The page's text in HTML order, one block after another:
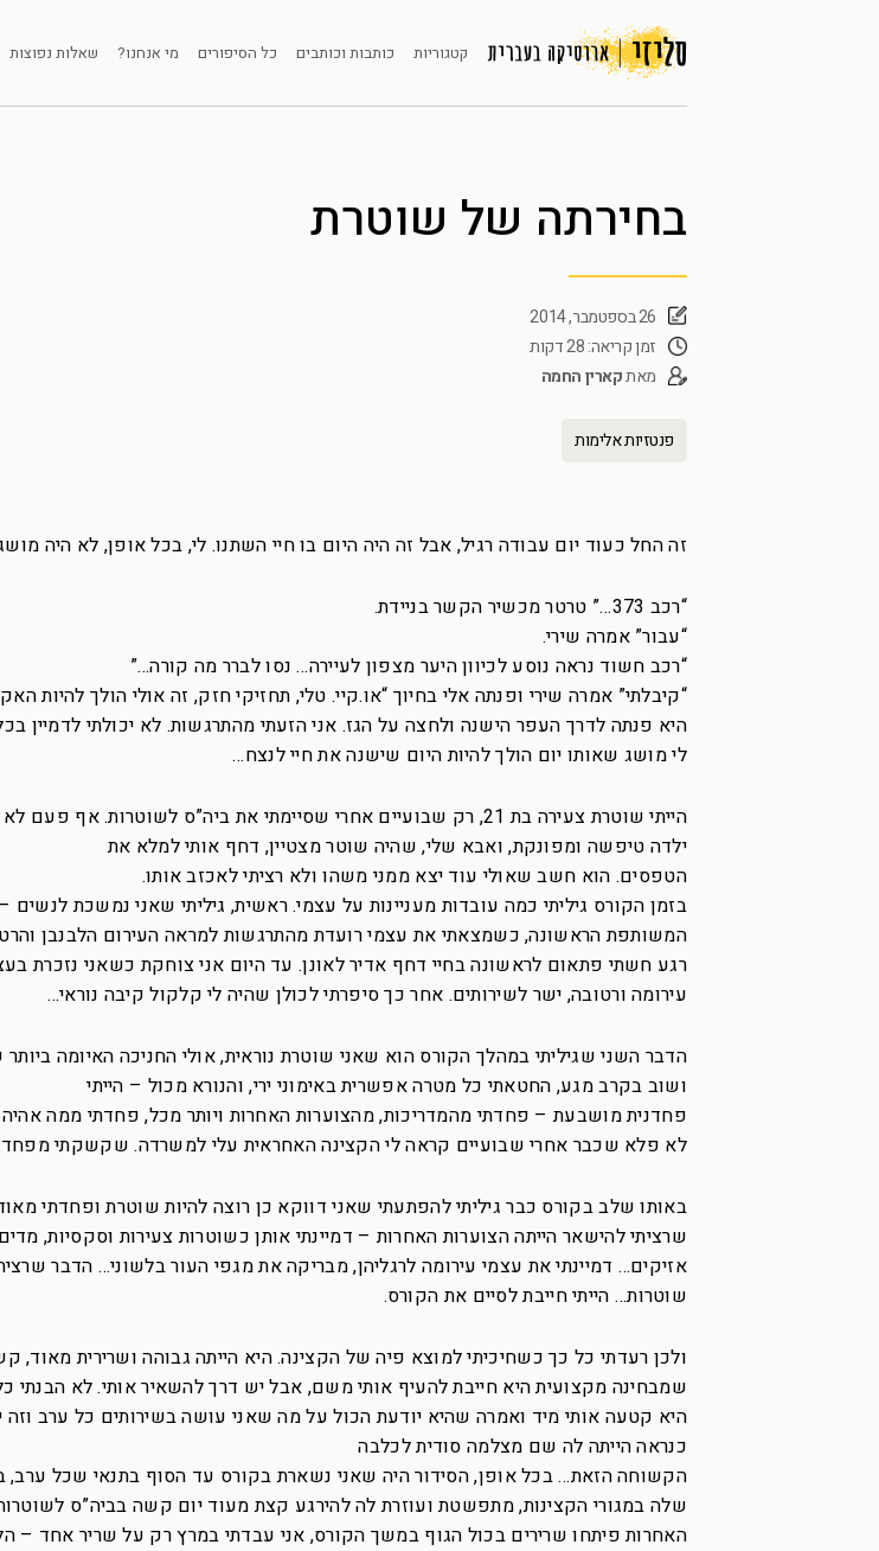
קטגוריות כותבות וכותבים כל הסיפורים מי אנחנו? שאלות נפוצות
בחירתה של שוטרת
26 בספטמבר, 2014
זמן קריאה: 28 דקות
מאתקארין החמה
פנטזיות אלימות
זה החל כעוד יום עבודה רגיל, אבל זה היה היום בו חיי השתנו. לי, בכל אופן, לא היה
“רכב 373…” טרטר מכשיר הקשר בניידת.
“עבור” אמרה שירי.
“רכב חשוד נראה נוסע לכיוון היער מצפון לעיירה… נסו לברר מה קורה…”
“קיבלתי” אמרה שירי ופנתה אלי בחיוך “או.קיי. טלי, תחזיקי חזק, זה אולי הולך להיות
היא פנתה לדרך העפר הישנה ולחצה על הגז. אני הזעתי מהתרגשות. לא יכולתי לדמיין
לי מושג שאותו יום הולך להיות היום שישנה את חיי לנצח…
הייתי שוטרת צעירה בת 21, רק שבועיים אחרי שסיימתי את ביה”ס לשוטרות.
ילדה טיפשה ומפונקת, ואבא שלי, שהיה שוטר מצטיין, דחף אותי למלא את
הטפסים. הוא חשב שאולי עוד יצא ממני משהו ולא רציתי לאכזב אותו.
בזמן הקורס גיליתי כמה עובדות מעניינות על עצמי. ראשית, גיליתי שאני נמשכת
המשותפת הראשונה, כשמצאתי את עצמי רועדת מהתרגשות למראה העירום הלבנבן
רגע חשתי פתאום לראשונה בחיי דחף אדיר לאונן. עד היום אני צוחקת כשאני נזכרת
עירומה ורטובה, ישר לשירותים. אחר כך סיפרתי לכולן שהיה לי קלקול קיבה נוראי…
הדבר השני שגיליתי במהלך הקורס הוא שאני שוטרת נוראית, אולי החניכה האיומה
ושוב בקרב מגע, החטאתי כל מטרה אפשרית באימוני ירי, והנורא מכול – הייתי
פחדנית מושבעת – פחדתי מהמדריכות, מהצוערות האחרות ויותר מכל, פחדתי ממה
לא פלא שכבר אחרי שבועיים קראה לי הקצינה האחראית עלי למשרדה. שקשקתי
באותו שלב בקורס כבר גיליתי להפתעתי שאני דווקא כן רוצה להיות שוטרת ופחדתי
שרציתי להישאר הייתה הצוערות האחרות – דמיינתי אותן כשוטרות צעירות וסקסיות,
אזיקים… דמיינתי את עצמי עירומה לרגליהן, מבריקה את מגפי העור בלשוני… הדבר
שוטרות… הייתי חייבת לסיים את הקורס.
ולכן רעדתי כל כך כשחיכיתי למוצא פיה של הקצינה. היא הייתה גבוהה ושרירית מאוד,
שמבחינה מקצועית היא חייבת להעיף אותי משם, אבל יש דרך להשאיר אותי. לא הבנתי
היא קטעה אותי מיד ואמרה שהיא יודעת הכול על מה שאני עושה בשירותים כל ערב וזה
כנראה הייתה לה שם מצלמה סודית לכלבה
הקשוחה הזאת… בכל אופן, הסידור היה שאני נשארת בקורס עד הסוף בתנאי שכל ערב,
שלה במגורי הקצינות, מתפשטת ועוזרת לה להירגע קצת מעוד יום קשה בביה”ס
האחרות פיתחו שרירים בכול הגוף במשך הקורס, אני עבדתי במרץ רק על שריר אחד –